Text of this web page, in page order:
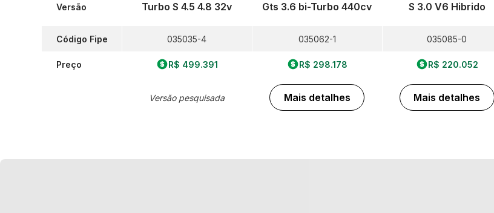
Versão
Código Fipe
Preço
Turbo S 4.5 4.8 32v
035035-4
R$ 499.391
Versão pesquisada
Gts 3.6 bi-Turbo 440cv
035062-1
R$ 298.178
Mais detalhes
S 3.0 V6 Hibrido
035085-0
R$ 220.052
Mais detalhes